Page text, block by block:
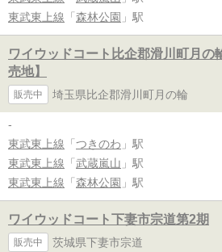
東武東上線 「 森林公園 」駅
ワイウッドコート比企郡滑川町月の
売地】
販売中 埼玉県比企郡滑川町月の輪
-
東武東上線 「 つきのわ 」駅
東武東上線 「 武蔵嵐山 」駅
東武東上線 「 森林公園 」駅
ワイウッドコート下妻市宗道第2期
販売中 茨城県下妻市宗道